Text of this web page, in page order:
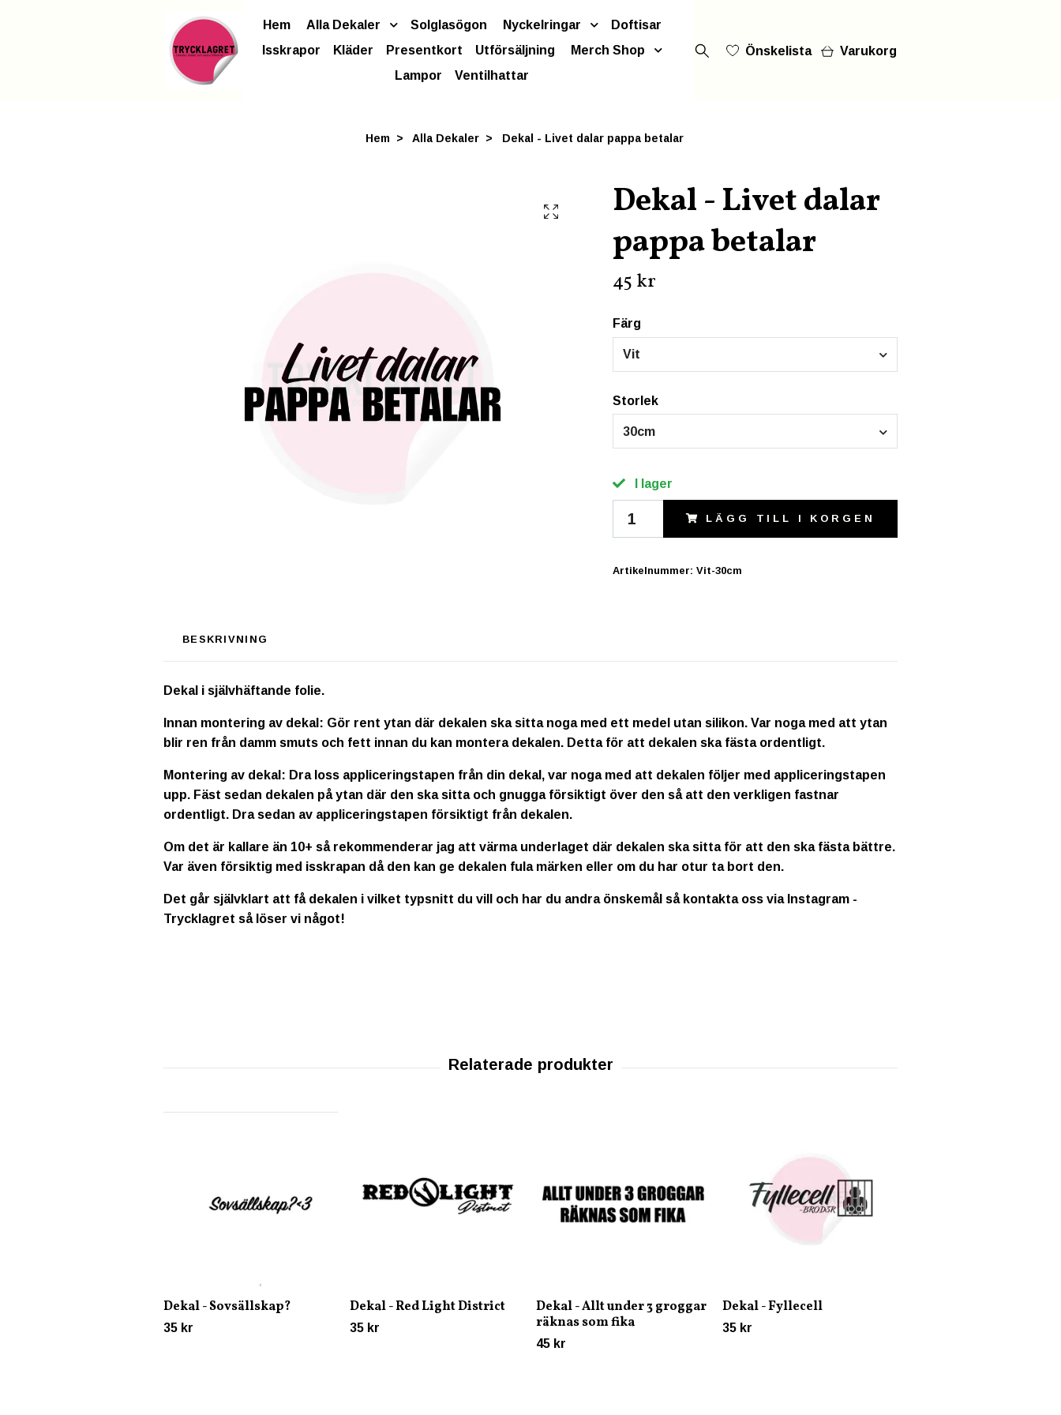
Hem Alla Dekaler Solglasögon Nyckelringar
Doftisar
Isskrapor
Kläder Presentkort Utförsäljning
Merch Shop
Lampor
Ventilhattar
Önskelista Varukorg
Hem Alla Dekaler Dekal - Livet dalar pappa betalar
Dekal - Livet dalar
pappa betalar
45 kr
Färg
Vit
Storlek
30cm
I lager
LÄGG TILL I KORGEN
Artikelnummer: Vit-30cm
BESKRIVNING
Dekal i självhäftande folie.
Innan montering av dekal: Gör rent ytan där dekalen ska sitta noga med ett medel utan silikon. Var noga med att ytan
blir ren från damm smuts och fett innan du kan montera dekalen. Detta för att dekalen ska fästa ordentligt.
Montering av dekal: Dra loss appliceringstapen från din dekal, var noga med att dekalen följer med appliceringstapen
upp. Fäst sedan dekalen på ytan där den ska sitta och gnugga försiktigt över den så att den verkligen fastnar
ordentligt. Dra sedan av appliceringstapen försiktigt från dekalen.
Om det är kallare än 10+ så rekommenderar jag att värma underlaget där dekalen ska sitta för att den ska fästa bättre.
Var även försiktig med isskrapan då den kan ge dekalen fula märken eller om du har otur ta bort den.
Det går självklart att få dekalen i vilket typsnitt du vill och har du andra önskemål så kontakta oss via Instagram -
Trycklagret så löser vi något!
Dekal - Sovsällskap?
35 kr
Dekal - Red Light District
35 kr
Dekal - Allt under 3 groggar
räknas som fika
45 kr
Dekal - Fyllecell
35 kr